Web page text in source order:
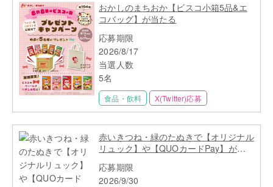
おかしのまちおか【ビスコ小箱5品&エ
コバッグ】が当たる
応募期限
2026/8/17
当選人数
5名
食品・飲料 X(Twitter)応募
赤いきつね・緑のたぬきで【オリジナル
リュック】や【QUOカードPay】が
応募期限
2026/9/30